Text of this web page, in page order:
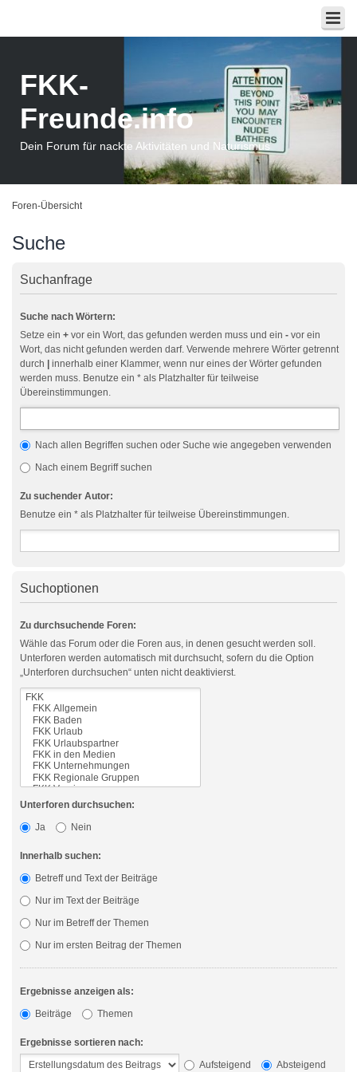
FKK-
Freunde.info
Dein Forum für nackte Aktivitäten und Naturismus
Foren-Übersicht
Suche
Suchanfrage
Suche nach Wörtern:
Setze ein + vor ein Wort, das gefunden werden muss und ein - vor ein
Wort, das nicht gefunden werden darf. Verwende mehrere Wörter getrennt
durch
innerhalb einer Klammer, wenn nur eines der Wörter gefunden
werden muss. Benutze ein * als Platzhalter für teilweise
Übereinstimmungen.
Nach allen Begriffen suchen oder Suche wie angegeben verwenden
Nach einem Begriff suchen
Zu suchender Autor:
Benutze ein * als Platzhalter für teilweise Übereinstimmungen.
Suchoptionen
Zu durchsuchende Foren:
Wähle das Forum oder die Foren aus, in denen gesucht werden soll.
Unterforen werden automatisch mit durchsucht, sofern du die Option
„Unterforen durchsuchen“ unten nicht deaktivierst.
Unterforen durchsuchen:
Ja
Nein
Innerhalb suchen:
Betreff und Text der Beiträge
Nur im Text der Beiträge
Nur im Betreff der Themen
Nur im ersten Beitrag der Themen
Ergebnisse anzeigen als:
Beiträge
Themen
Ergebnisse sortieren nach:
Aufsteigend
Absteigend